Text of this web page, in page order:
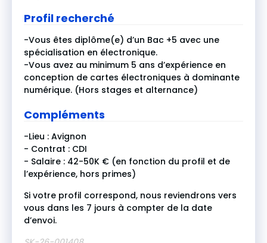
Profil recherché
-Vous êtes diplôme(e) d’un Bac +5 avec une
spécialisation en électronique.
-Vous avez au minimum 5 ans d’expérience en
conception de cartes électroniques à dominante
numérique. (Hors stages et alternance)
Compléments
-Lieu : Avignon
- Contrat : CDI
- Salaire : 42-50K € (en fonction du profil et de
l’expérience, hors primes)
Si votre profil correspond, nous reviendrons vers
vous dans les 7 jours à compter de la date
d’envoi.